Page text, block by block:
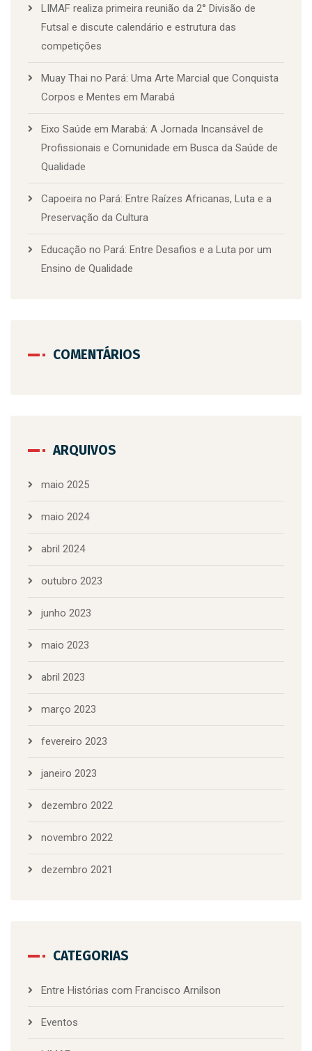
LIMAF realiza primeira reunião da 2° Divisão de
Futsal e discute calendário e estrutura das
competições
Muay Thai no Pará: Uma Arte Marcial que Conquista
Corpos e Mentes em Marabá
Eixo Saúde em Marabá: A Jornada Incansável de
Profissionais e Comunidade em Busca da Saúde de
Qualidade
Capoeira no Pará: Entre Raízes Africanas, Luta e a
Preservação da Cultura
Educação no Pará: Entre Desafios e a Luta por um
Ensino de Qualidade
COMENTÁRIOS
ARQUIVOS
maio 2025
maio 2024
abril 2024
outubro 2023
junho 2023
maio 2023
abril 2023
março 2023
fevereiro 2023
janeiro 2023
dezembro 2022
novembro 2022
dezembro 2021
CATEGORIAS
Entre Histórias com Francisco Arnilson
Eventos